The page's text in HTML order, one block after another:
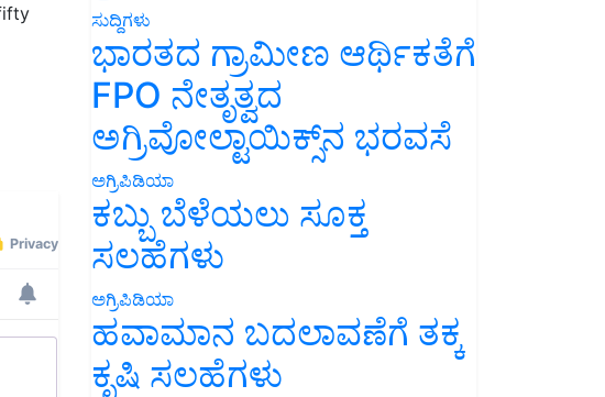
ಸುದ್ದಿಗಳು
ಭಾರತದ ಗ್ರಾಮೀಣ ಆರ್ಥಿಕತೆಗೆ
FPO ನೇತೃತ್ವದ
ಅಗ್ರಿವೋಲ್ಟಾಯಿಕ್ಸ್‌ನ ಭರವಸೆ
ಅಗ್ರಿಪಿಡಿಯಾ
ಕಬ್ಬು ಬೆಳೆಯಲು ಸೂಕ್ತ
ಸಲಹೆಗಳು
ಅಗ್ರಿಪಿಡಿಯಾ
ಹವಾಮಾನ ಬದಲಾವಣೆಗೆ ತಕ್ಕ
ಕೃಷಿ ಸಲಹೆಗಳು